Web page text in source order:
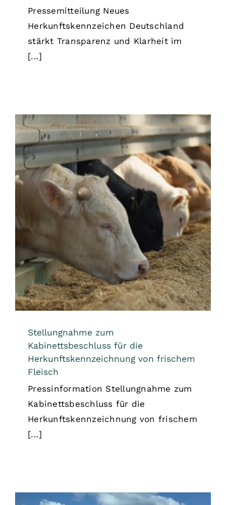
Pressemitteilung Neues
Herkunftskennzeichen Deutschland
stärkt Transparenz und Klarheit im
[...]
Stellungnahme zum
Kabinettsbeschluss für die
Herkunftskennzeichnung von
frischem Fleisch
Allgemein
Stellungnahme zum
Kabinettsbeschluss für die
Herkunftskennzeichnung von frischem
Fleisch
Pressinformation Stellungnahme zum
Kabinettsbeschluss für die
Herkunftskennzeichnung von frischem
[...]